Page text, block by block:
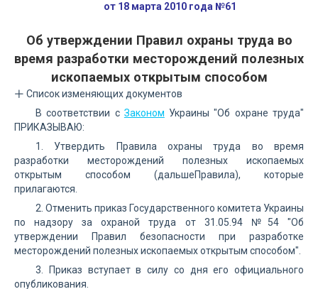
от 18 марта 2010 года №61
Об утверждении Правил охраны труда во
время разработки месторождений полезных
ископаемых открытым способом
Список изменяющих документов
В соответствии с Законом Украины "Об охране труда"
ПРИКАЗЫВАЮ:
1. Утвердить Правила охраны труда во время
разработки месторождений полезных ископаемых
открытым способом (дальшеПравила), которые
прилагаются.
2. Отменить приказ Государственного комитета Украины
по надзору за охраной труда от 31.05.94 №54 "Об
утверждении Правил безопасности при разработке
месторождений полезных ископаемых открытым способом".
3. Приказ вступает в силу со дня его официального
опубликования.